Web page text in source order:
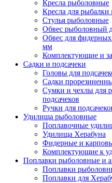
Кресла рыболовные
Кресла для рыбалки
Стулья рыболовные
Обвес рыболовный
Обвес для
мм
Комплектующие и
Садки и подсачеки
Головы для
Садки
Сумки и чехлы для
подсачеков
Ручки для
Удилища рыболовные
Поплавочные
Удилища Херабуна
Фидерные и
Комплектующие к
Поплавки рыболовные и
Поплавки
Поплавки для